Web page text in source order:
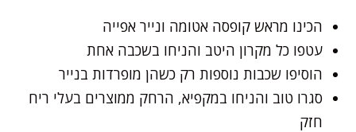
הכינו מראש קופסה אטומה ונייר אפייה
עטפו כל מקרון היטב והניחו בשכבה אחת
הוסיפו שכבות נוספות רק כשהן מופרדות בנייר
סגרו טוב והניחו במקפיא, הרחק ממוצרים בעלי ריח
חזק